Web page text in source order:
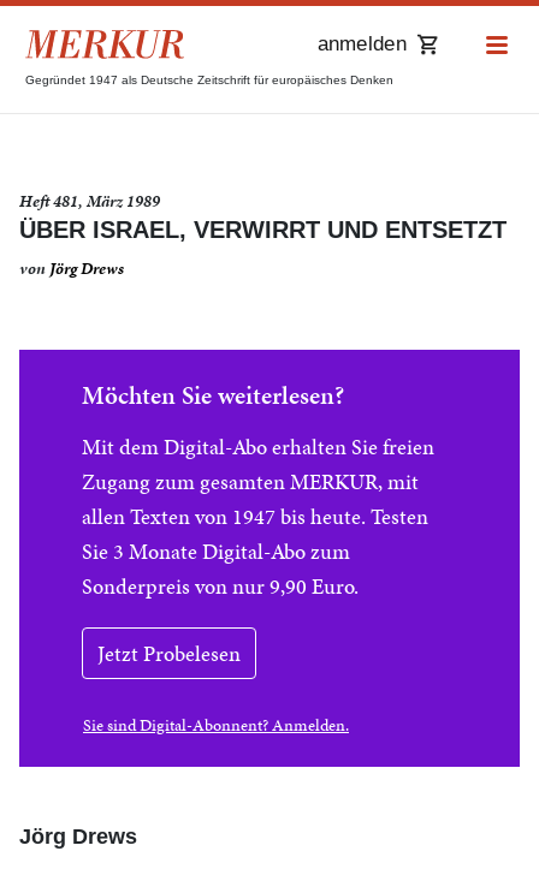
Gegründet 1947 als Deutsche Zeitschrift für europäisches Denken
anmelden
Heft 481, März 1989
ÜBER ISRAEL, VERWIRRT UND ENTSETZT
von Jörg Drews
Möchten Sie weiterlesen?
Mit dem Digital-Abo erhalten Sie freien
Zugang zum gesamten MERKUR, mit
allen Texten von 1947 bis heute. Testen
Sie 3 Monate Digital-Abo zum
Sonderpreis von nur 9,90 Euro.
Jetzt Probelesen
Sie sind Digital-Abonnent? Anmelden.
Jörg Drews